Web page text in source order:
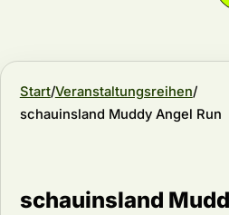
Start Veranstaltungsreihen
schauinsland Muddy Angel Run
schauinsland